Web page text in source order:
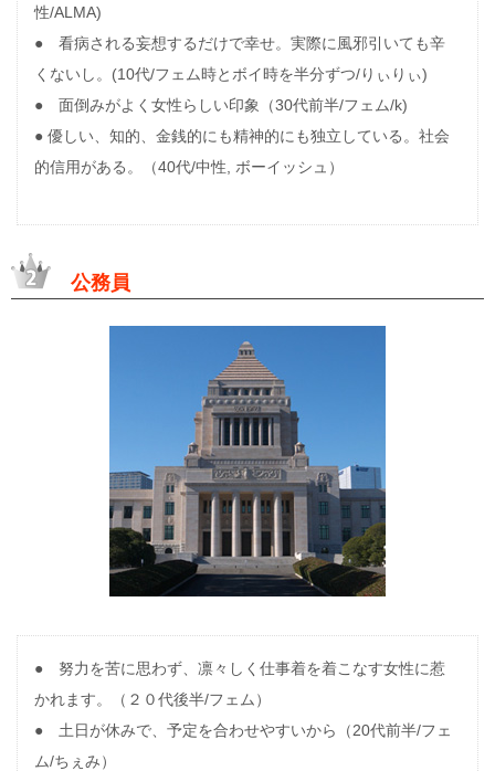
性/ALMA)
● 看病される妄想するだけで幸せ。実際に風邪引いても辛
くないし。(10代/フェム時とボイ時を半分ずつ/りぃりぃ)
● 面倒みがよく女性らしい印象（30代前半/フェム/k)
● 優しい、知的、金銭的にも精神的にも独立している。社会
的信用がある。（40代/中性, ボーイッシュ）
公務員
● 努力を苦に思わず、凛々しく仕事着を着こなす女性に惹
かれます。（２０代後半/フェム）
● 土日が休みで、予定を合わせやすいから（20代前半/フェ
ム/ちぇみ）